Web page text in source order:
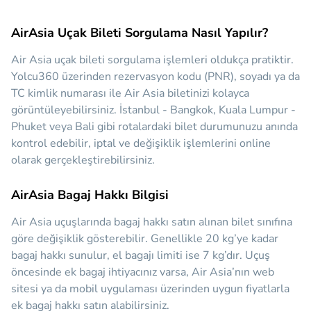
AirAsia Uçak Bileti Sorgulama Nasıl Yapılır?
Air Asia uçak bileti sorgulama işlemleri oldukça pratiktir.
Yolcu360 üzerinden rezervasyon kodu (PNR), soyadı ya da
TC kimlik numarası ile Air Asia biletinizi kolayca
görüntüleyebilirsiniz. İstanbul - Bangkok, Kuala Lumpur -
Phuket veya Bali gibi rotalardaki bilet durumunuzu anında
kontrol edebilir, iptal ve değişiklik işlemlerini online
olarak gerçekleştirebilirsiniz.
AirAsia Bagaj Hakkı Bilgisi
Air Asia uçuşlarında bagaj hakkı satın alınan bilet sınıfına
göre değişiklik gösterebilir. Genellikle 20 kg’ye kadar
bagaj hakkı sunulur, el bagajı limiti ise 7 kg’dır. Uçuş
öncesinde ek bagaj ihtiyacınız varsa, Air Asia’nın web
sitesi ya da mobil uygulaması üzerinden uygun fiyatlarla
ek bagaj hakkı satın alabilirsiniz.